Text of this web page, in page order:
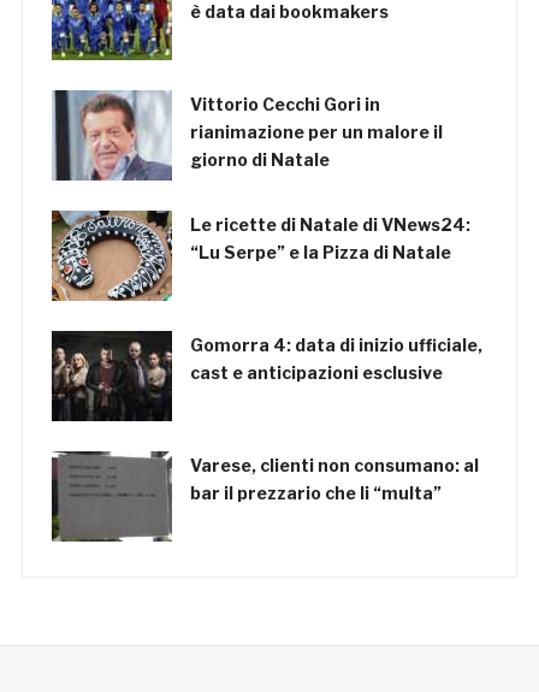
è data dai bookmakers
Vittorio Cecchi Gori in
rianimazione per un malore il
giorno di Natale
Le ricette di Natale di VNews24:
“Lu Serpe” e la Pizza di Natale
Gomorra 4: data di inizio ufficiale,
cast e anticipazioni esclusive
Varese, clienti non consumano: al
bar il prezzario che li “multa”